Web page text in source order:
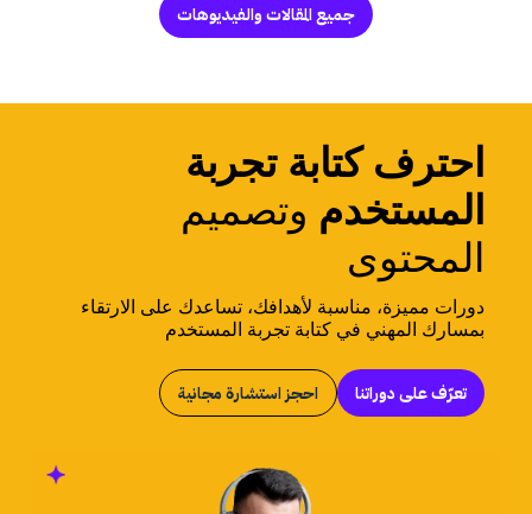
جميع المقالات والفيديوهات
احترف كتابة تجربة
المستخدم وتصميم
المحتوى
دورات مميزة، مناسبة لأهدافك، تساعدك على الارتقاء
بمسارك المهني في كتابة تجربة المستخدم
تعرّف على دوراتنا احجز استشارة مجانية